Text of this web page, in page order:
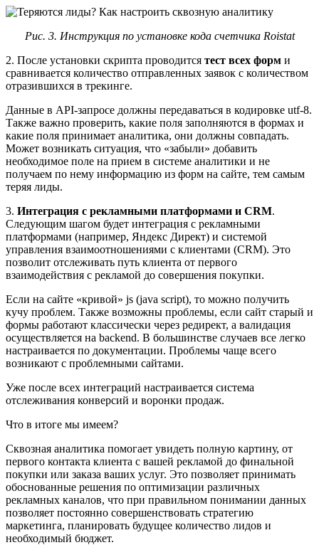
Рис. 3. Инструкция по установке кода счетчика Roistat
2. После установки скрипта проводится тест всех форм и
сравнивается количество отправленных заявок с количеством
отразившихся в трекинге.
Данные в API-запросе должны передаваться в кодировке utf-8.
Также важно проверить, какие поля заполняются в формах и
какие поля принимает аналитика, они должны совпадать.
Может возникать ситуация, что «забыли» добавить
необходимое поле на прием в системе аналитики и не
получаем по нему информацию из форм на сайте, тем самым
теряя лиды.
3. Интеграция с рекламными платформами и CRM.
Следующим шагом будет интеграция с рекламными
платформами (например, Яндекс Директ) и системой
управления взаимоотношениями с клиентами (CRM). Это
позволит отслеживать путь клиента от первого
взаимодействия с рекламой до совершения покупки.
Если на сайте «кривой» js (java script), то можно получить
кучу проблем. Также возможны проблемы, если сайт старый и
формы работают классически через редирект, а валидация
осуществляется на backend. В большинстве случаев все легко
настраивается по документации. Проблемы чаще всего
возникают с проблемными сайтами.
Уже после всех интеграций настраивается система
отслеживания конверсий и воронки продаж.
Что в итоге мы имеем?
Сквозная аналитика помогает увидеть полную картину, от
первого контакта клиента с вашей рекламой до финальной
покупки или заказа ваших услуг. Это позволяет принимать
обоснованные решения по оптимизации различных
рекламных каналов, что при правильном понимании данных
позволяет постоянно совершенствовать стратегию
маркетинга, планировать будущее количество лидов и
необходимый бюджет.